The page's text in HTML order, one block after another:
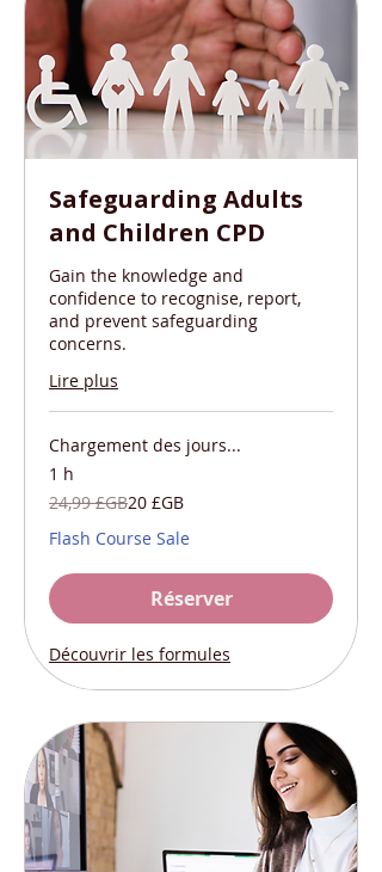
Safeguarding Adults
and Children CPD
Gain the knowledge and
confidence to recognise, report,
and prevent safeguarding
concerns.
Lire plus
Chargement des jours...
1 h
24,99
livres
24,99 £GB20 £GB
Flash Course Sale
Réserver
Découvrir les formules